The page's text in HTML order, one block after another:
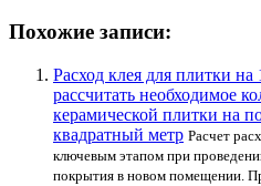
Похожие записи:
Расход клея для плитки
рассчитать необходимое
керамической плитки на
квадратный метр Расчет
ключевым этапом при
покрытия в новом помещении.